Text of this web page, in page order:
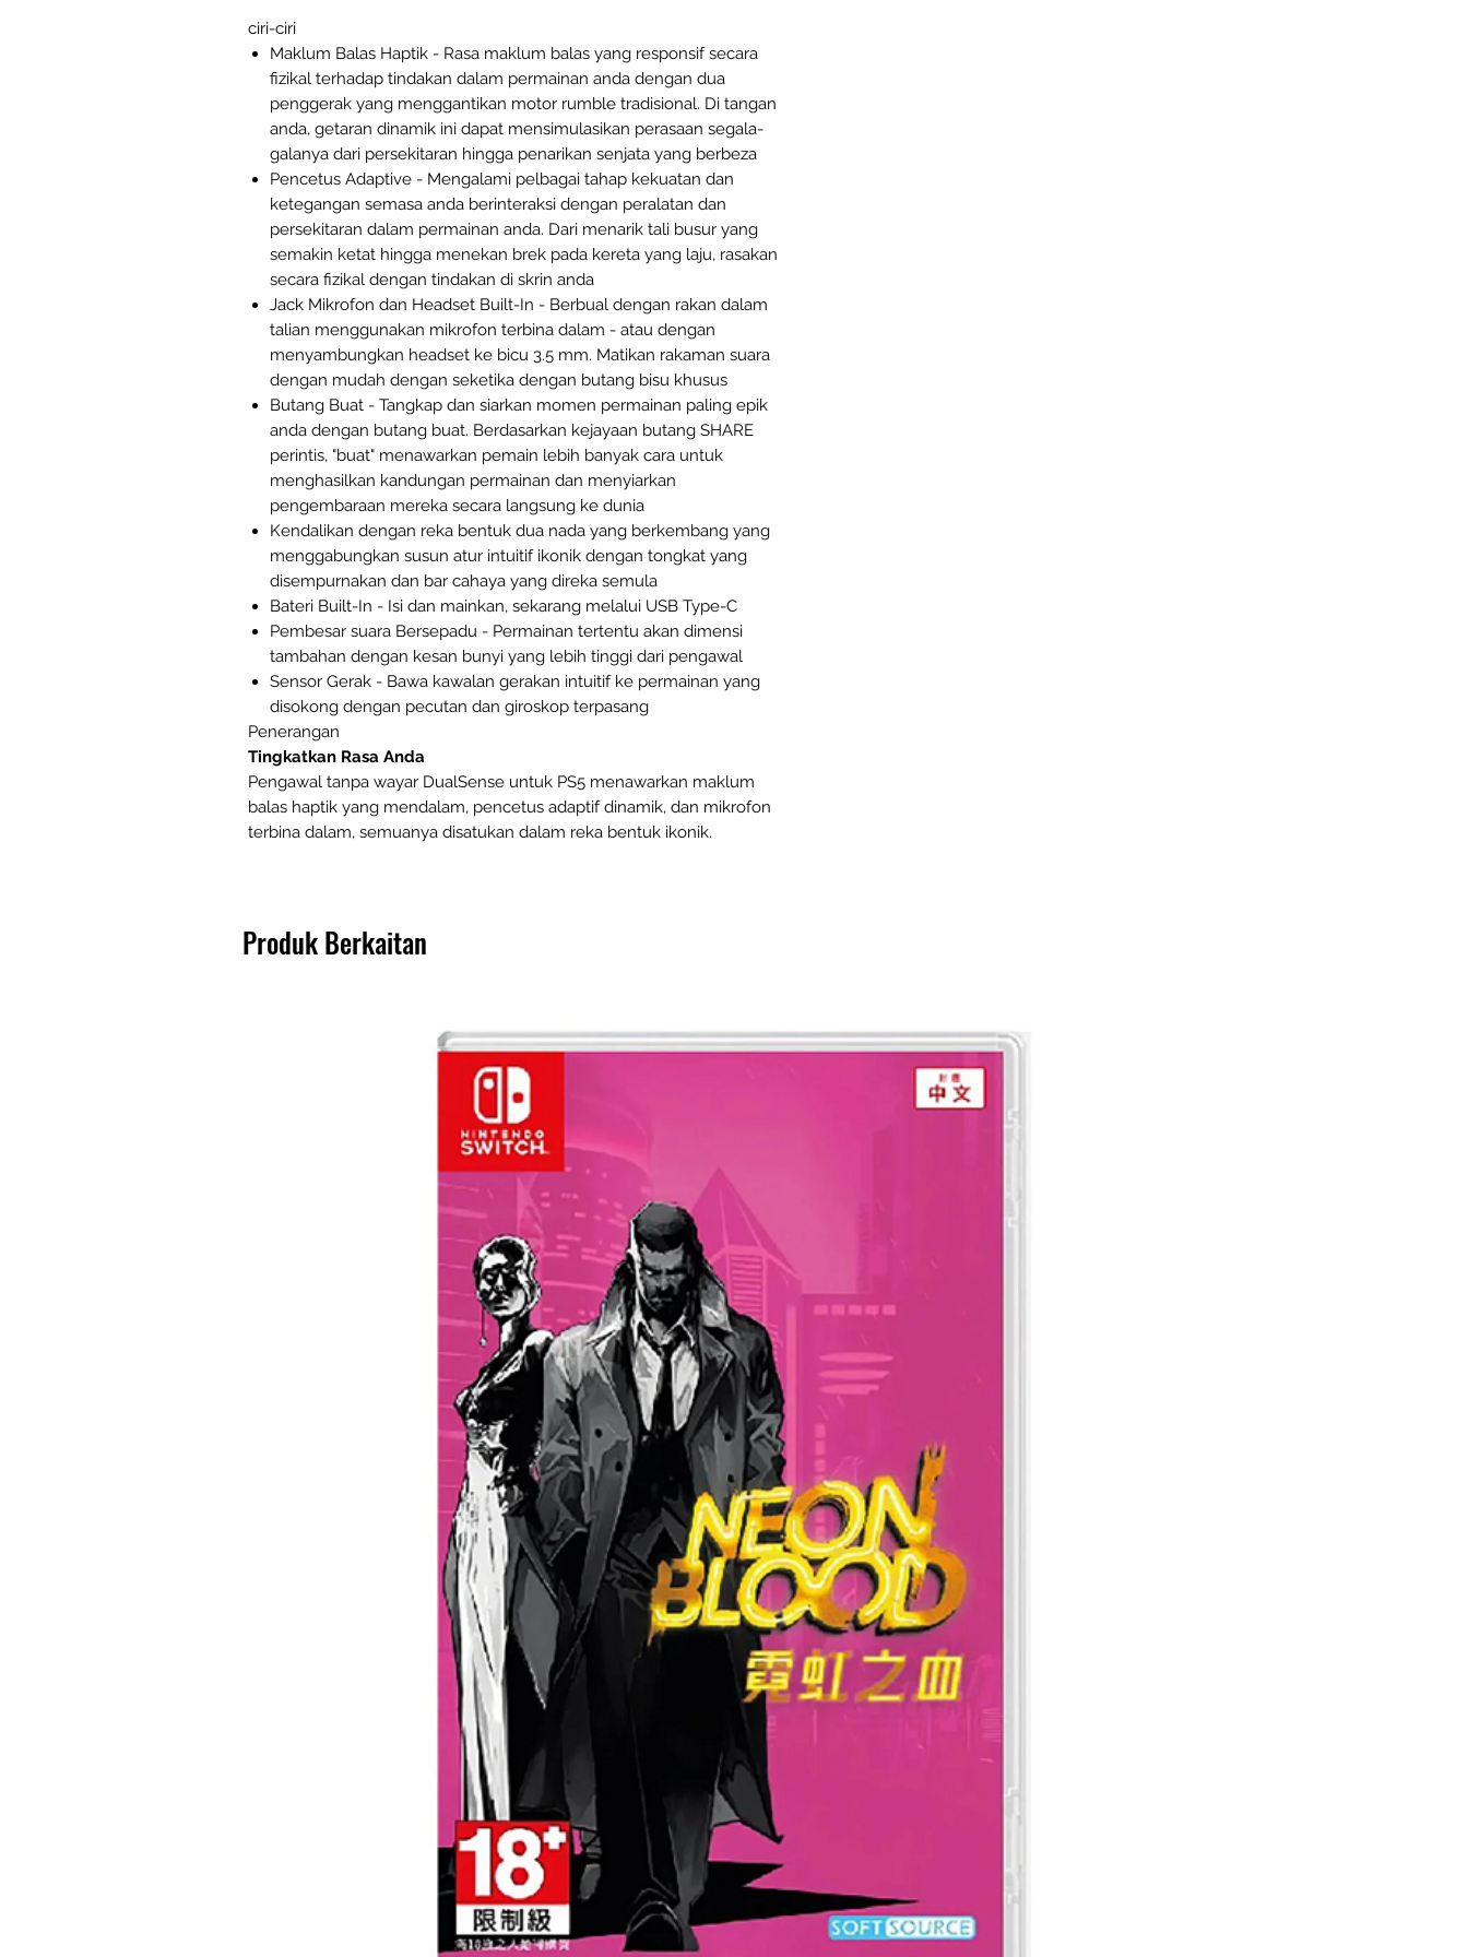
ciri-ciri
Maklum Balas Haptik - Rasa maklum balas yang responsif secara
fizikal terhadap tindakan dalam permainan anda dengan dua
penggerak yang menggantikan motor rumble tradisional. Di tangan
anda, getaran dinamik ini dapat mensimulasikan perasaan segala-
galanya dari persekitaran hingga penarikan senjata yang berbeza
Pencetus Adaptive - Mengalami pelbagai tahap kekuatan dan
ketegangan semasa anda berinteraksi dengan peralatan dan
persekitaran dalam permainan anda. Dari menarik tali busur yang
semakin ketat hingga menekan brek pada kereta yang laju, rasakan
secara fizikal dengan tindakan di skrin anda
Jack Mikrofon dan Headset Built-In - Berbual dengan rakan dalam
talian menggunakan mikrofon terbina dalam - atau dengan
menyambungkan headset ke bicu 3.5 mm. Matikan rakaman suara
dengan mudah dengan seketika dengan butang bisu khusus
Butang Buat - Tangkap dan siarkan momen permainan paling epik
anda dengan butang buat. Berdasarkan kejayaan butang SHARE
perintis, "buat" menawarkan pemain lebih banyak cara untuk
menghasilkan kandungan permainan dan menyiarkan
pengembaraan mereka secara langsung ke dunia
Kendalikan dengan reka bentuk dua nada yang berkembang yang
menggabungkan susun atur intuitif ikonik dengan tongkat yang
disempurnakan dan bar cahaya yang direka semula
Bateri Built-In - Isi dan mainkan, sekarang melalui USB Type-C
Pembesar suara Bersepadu - Permainan tertentu akan dimensi
tambahan dengan kesan bunyi yang lebih tinggi dari pengawal
Sensor Gerak - Bawa kawalan gerakan intuitif ke permainan yang
disokong dengan pecutan dan giroskop terpasang
Penerangan
Tingkatkan Rasa Anda
Pengawal tanpa wayar DualSense untuk PS5 menawarkan maklum
balas haptik yang mendalam, pencetus adaptif dinamik, dan mikrofon
terbina dalam, semuanya disatukan dalam reka bentuk ikonik.
Produk Berkaitan